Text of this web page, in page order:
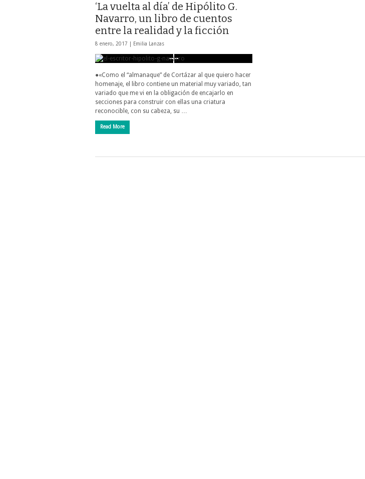
‘La vuelta al día’ de Hipólito G.
Navarro, un libro de cuentos
entre la realidad y la ficción
8 enero, 2017 | Emilia Lanzas
●«Como el “almanaque” de Cortázar al que quiero hacer
homenaje, el libro contiene un material muy variado, tan
variado que me vi en la obligación de encajarlo en
secciones para construir con ellas una criatura
reconocible, con su cabeza, su …
Read More